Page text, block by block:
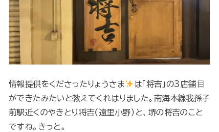
情報提供をくださったりょうさま
は「将吉」の3店舗目
ができたみたいと教えてくれはりました。南海本線我孫子
前駅近くのやきとり将吉(遠里小野)と、堺の将吉のこと
ですね。きっと。